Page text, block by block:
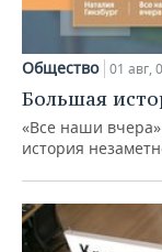
Общество 01 авг,
Большая
«Все наши
история